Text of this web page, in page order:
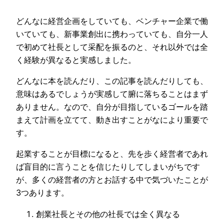
どんなに経営企画をしていても、ベンチャー企業で働
いていても、新事業創出に携わっていても、自分一人
で初めて社長として采配を振るのと、それ以外では全
く経験が異なると実感しました。
どんなに本を読んだり、この記事を読んだりしても、
意味はあるでしょうが実感して腑に落ちることはまず
ありません。なので、自分が目指しているゴールを踏
まえて計画を立てて、動き出すことがなにより重要で
す。
起業することが目標になると、先を歩く経営者であれ
ば盲目的に言うことを信じたりしてしまいがちです
が、多くの経営者の方とお話する中で気づいたことが
3つあります。
創業社長とその他の社長では全く異なる